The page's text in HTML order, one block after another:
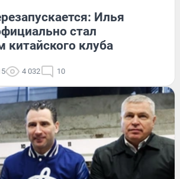
Илья
стал
китайского клуба
4 032 10